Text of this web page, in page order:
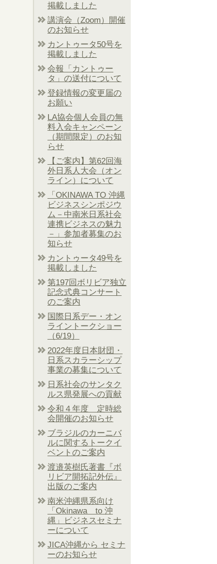
掲載しました
講演会（Zoom）開催
のお知らせ
カントゥータ50号を
掲載しました
会報「カントゥー
タ」の送付について
登録情報の変更届の
お願い
LA協会個人会員の無
料入会キャンペーン
（期間限定）のお知
らせ
【ご案内】第62回海
外日系人大会（オン
ライン）について
「OKINAWA TO 沖縄
ビジネスシンポジウ
ム－中南米日系社会
連携ビジネスの魅力
－」参加者募集のお
知らせ
カントゥータ49号を
掲載しました
第197回ボリビア独立
記念式典コンサート
のご案内
国際日系デー・オン
ライントークショー
（6/19）
2022年度日本財団・
日系スカラーシップ
事業の募集について
日系社会のサンタク
ルス県発展への貢献
令和４年度 定時総
会開催のお知らせ
ブラジルのカーニバ
ルに関するトークイ
ベントのご案内
渡邉英樹氏著書『ボ
リビア開拓記外伝』
出版のご案内
南米沖縄県系向け
「Okinawa to 沖
縄」ビジネスセミナ
ーについて
JICA沖縄から セミナ
ーのお知らせ